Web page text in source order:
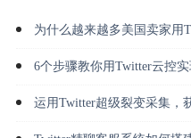
为什么越来越多美国卖家用Twitter
6个步骤教你用Twitter云控
运用Twitter超级裂变采集，